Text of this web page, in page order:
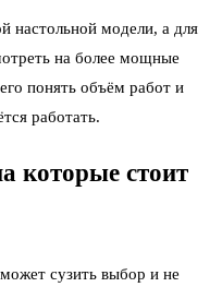
настольной модели, а для
на более мощные
понять объём работ и
работать.
которые стоит
сузить выбор и не